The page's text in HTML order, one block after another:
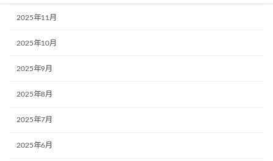
2025年11月
2025年10月
2025年9月
2025年8月
2025年7月
2025年6月